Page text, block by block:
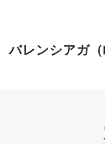
バレンシアガ（